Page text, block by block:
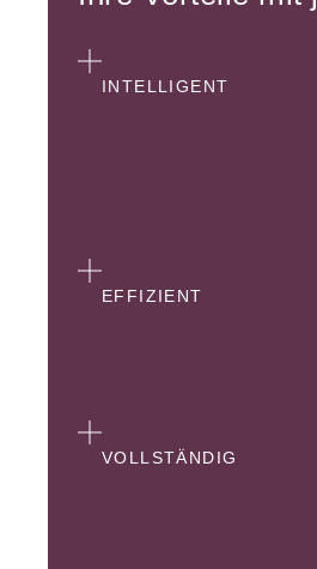
INTELLIGENT
EFFIZIENT
VOLLSTÄNDIG